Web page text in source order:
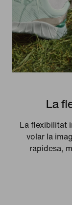
La
La flexibilitat
volar la
rapidesa,